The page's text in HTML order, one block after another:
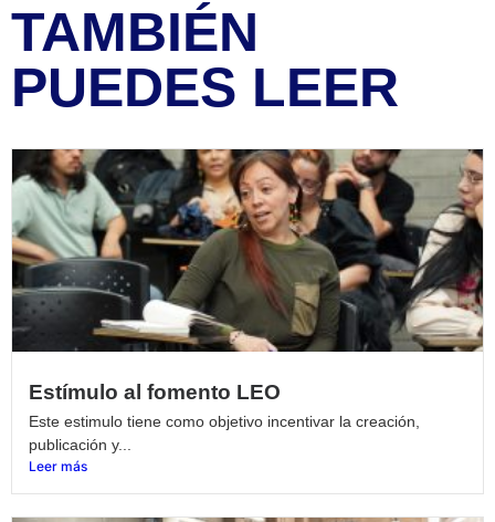
TAMBIÉN
PUEDES LEER
Estímulo al fomento LEO
Este estimulo tiene como objetivo incentivar la creación,
publicación y...
Leer más